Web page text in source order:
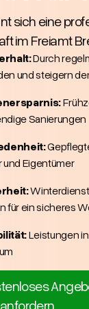
sich eine
im Freiamt
Durch
und steigern
Sanierungen
und Eigentümer
für ein sicheres
Leistungen